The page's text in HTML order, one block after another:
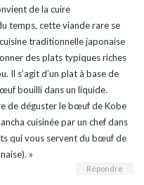
de la cuire
temps, cette viande rare se
traditionnelle japonaise
des plats typiques riches
Il s’agit d’un plat à base de
bouilli dans un liquide.
de déguster le bœuf de Kobe
cuisinée par un chef dans
qui vous servent du bœuf de
»
Répondre